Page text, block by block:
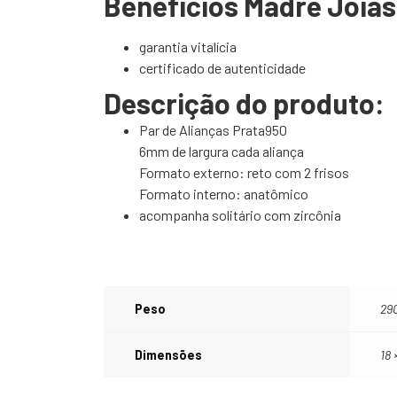
garantia vitalícia
certificado de autenticidade
Descrição do produto:
Par de Alianças Prata950
6mm de largura cada aliança
Formato externo: reto com 2 frisos
Formato interno: anatômico
acompanha solitário com zircônia
Peso
Dimensões 18